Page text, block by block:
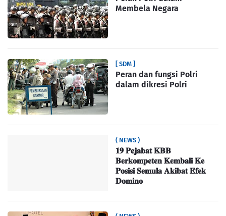
Membela Negara
[ SDM ]
Peran dan fungsi Polri
dalam dikresi Polri
( NEWS )
𝟏𝟗 𝐏𝐞𝐣𝐚𝐛𝐚𝐭 𝐊𝐁𝐁
𝐁𝐞𝐫𝐤𝐨𝐦𝐩𝐞𝐭𝐞𝐧 𝐊𝐞𝐦𝐛𝐚𝐥𝐢 𝐊𝐞
𝐏𝐨𝐬𝐢𝐬𝐢 𝐒𝐞𝐦𝐮𝐥𝐚 𝐀𝐤𝐢𝐛𝐚𝐭 𝐄𝐟𝐞𝐤
𝐃𝐨𝐦𝐢𝐧𝐨